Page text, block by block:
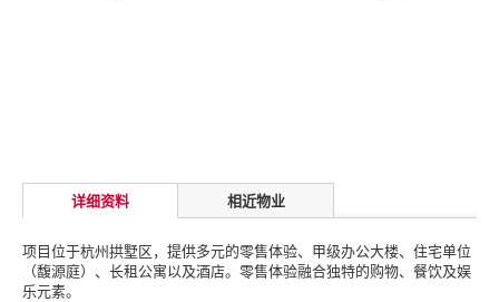
详细资料 相近物业
项目位于杭州拱墅区，提供多元的零售体验、甲级办公大楼、住宅单位
（馥源庭）、长租公寓以及酒店。 零售体验融合独特的购物、餐饮及娱
乐元素。